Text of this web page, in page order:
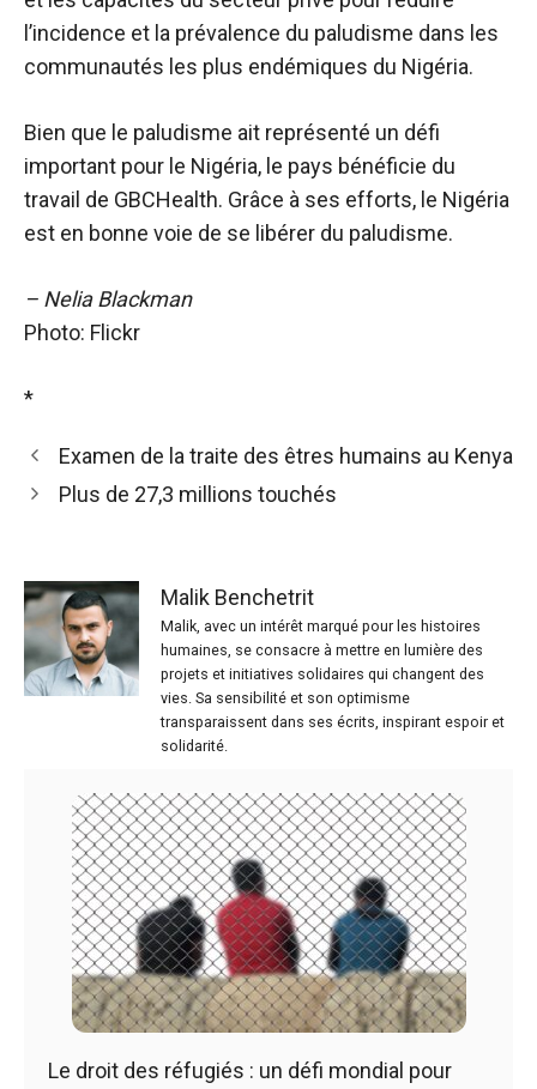
l’incidence et la prévalence du paludisme dans les
communautés les plus endémiques du Nigéria.
Bien que le paludisme ait représenté un défi
important pour le Nigéria, le pays bénéficie du
travail de GBCHealth. Grâce à ses efforts, le Nigéria
est en bonne voie de se libérer du paludisme.
– Nelia Blackman
Photo: Flickr
*
Examen de la traite des êtres humains au Kenya
Plus de 27,3 millions touchés
Malik Benchetrit
Malik, avec un intérêt marqué pour les histoires
humaines, se consacre à mettre en lumière des
projets et initiatives solidaires qui changent des
vies. Sa sensibilité et son optimisme
transparaissent dans ses écrits, inspirant espoir et
solidarité.
Le droit des réfugiés : un défi mondial pour